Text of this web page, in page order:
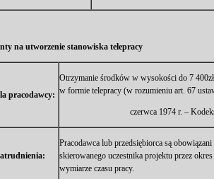
na utworzenie stanowiska telepracy
pracodawcy:
Otrzymanie środków w wysokości do 7
w formie telepracy (w rozumieniu art. 67
czerwca 1974 r. –
Pracodawca lub przedsiębiorca są
skierowanego uczestnika projektu przez
wymiarze czasu pracy.